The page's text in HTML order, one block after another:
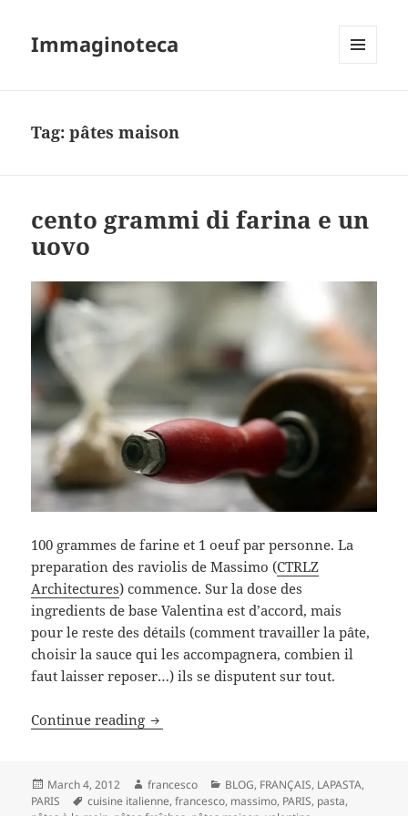
Immaginoteca
Tag:pâtes maison
cento grammi di farina e un
uovo
100 grammes de farine et 1 oeuf par personne. La
preparation des raviolis de Massimo (CTRLZ
Architectures) commence. Sur la dose des
ingredients de base Valentina est d’accord, mais
pour le reste des détails (comment travailler la pâte,
choisir la sauce qui les accompagnera, combien il
faut laisser reposer…) ils se disputent sur tout.
Continue reading cento grammi di farina e un uovo
Posted
on
March 4, 2012 Author
francesco Categories
BLOG, FRANÇAIS, LAPASTA,
PARIS
Tags
cuisine italienne,francesco, massimo, PARIS, pasta,